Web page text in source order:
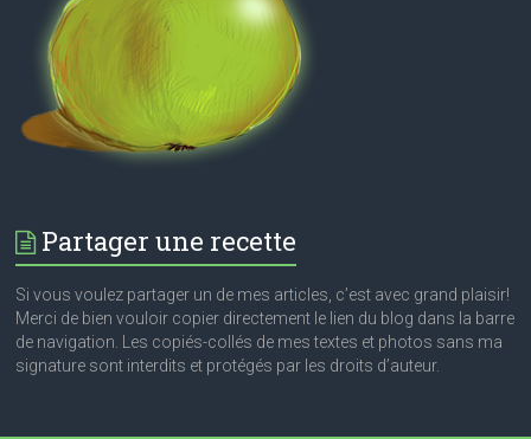
Partager une recette
Si vous voulez partager un de mes articles, c’est avec grand plaisir!
Merci de bien vouloir copier directement le lien du blog dans la barre
de navigation. Les copiés-collés de mes textes et photos sans ma
signature sont interdits et protégés par les droits d’auteur.